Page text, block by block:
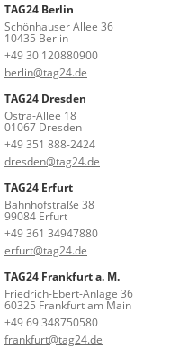
TAG24 Berlin
Schönhauser Allee 36
10435 Berlin
+49 30 120880900
berlin@tag24.de
TAG24 Dresden
Ostra-Allee 18
01067 Dresden
+49 351 888-2424
dresden@tag24.de
TAG24 Erfurt
Bahnhofstraße 38
99084 Erfurt
+49 361 34947880
erfurt@tag24.de
TAG24 Frankfurt a. M.
Friedrich-Ebert-Anlage 36
60325 Frankfurt am Main
+49 69 348750580
frankfurt@tag24.de